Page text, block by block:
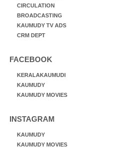
CIRCULATION
BROADCASTING
KAUMUDY TV ADS
CRM DEPT
FACEBOOK
KERALAKAUMUDI
KAUMUDY
KAUMUDY MOVIES
INSTAGRAM
KAUMUDY
KAUMUDY MOVIES